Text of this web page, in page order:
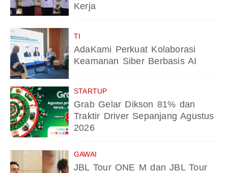
Kerja
TI
AdaKami Perkuat Kolaborasi
Keamanan Siber Berbasis AI
STARTUP
Grab Gelar Dikson 81% dan
Traktir Driver Sepanjang Agustus
2026
GAWAI
JBL Tour ONE M dan JBL Tour